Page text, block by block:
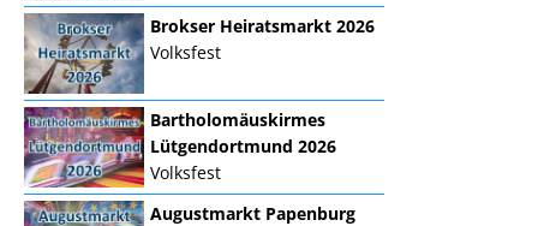
Brokser Heiratsmarkt 2026
Volksfest
Bartholomäuskirmes
Lütgendortmund 2026
Volksfest
Augustmarkt Papenburg